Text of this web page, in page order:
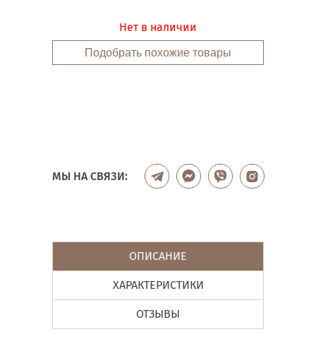
Нет в наличии
Подобрать похожие товары
МЫ НА СВЯЗИ:
ОПИСАНИЕ
ХАРАКТЕРИСТИКИ
ОТЗЫВЫ